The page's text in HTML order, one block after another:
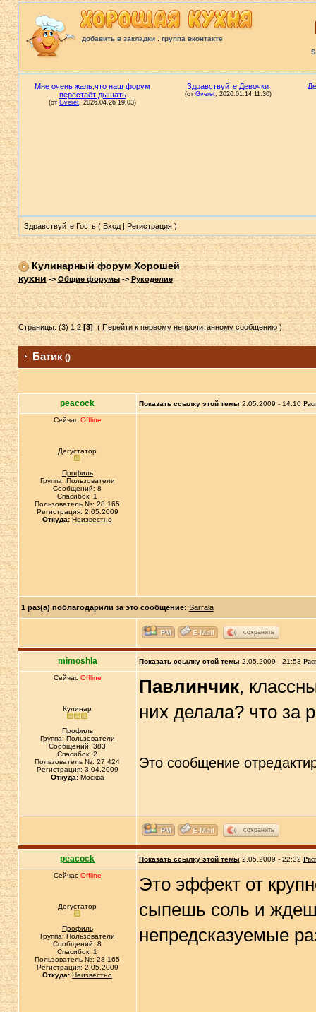
добавить в закладки: группа вконтакте
Здравствуйте Гость ( Вход| Регистрация)
Кулинарный форум Хорошей
кухни->Общие форумы-> Рукоделие
Страницы:(3) 1 2 [3]( Перейти к первому непрочитанному сообщению)
Батик()
peacock Показать ссылку этой темы 2.05.2009 - 14:10
Сейчас Offline
Дегустатор
Профиль
Группа: Пользователи
Сообщений: 8
Спасибок: 1
Пользователь №: 28 165
Регистрация: 2.05.2009
Откуда: Неизвестно
1 раз(а) поблагодарили за это сообщение: Sarrala
сохранить
mimoshla Показать ссылку этой темы 2.05.2009 - 21:53
Сейчас Offline
Кулинар
Профиль
Группа: Пользователи
Сообщений: 383
Спасибок: 2
Пользователь №: 27 424
Регистрация: 3.04.2009
Откуда:Москва
Павлинчик,
них делала? что за
Это сообщение
сохранить
peacock Показать ссылку этой темы 2.05.2009 - 22:32
Сейчас Offline
Дегустатор
Профиль
Группа: Пользователи
Сообщений: 8
Спасибок: 1
Пользователь №: 28 165
Регистрация: 2.05.2009
Откуда: Неизвестно
Это эффект от
сыпешь соль и
непредсказуемые